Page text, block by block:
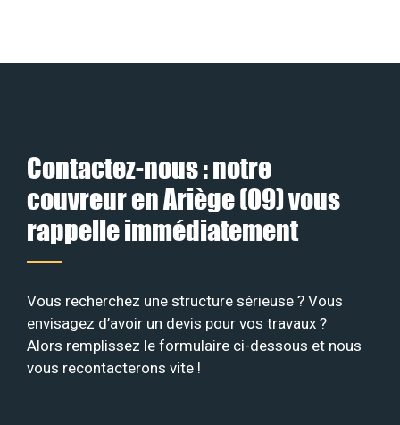
Contactez-nous : notre
couvreur en Ariège (09) vous
rappelle immédiatement
Vous recherchez une structure sérieuse ? Vous
envisagez d’avoir un devis pour vos travaux ?
Alors remplissez le formulaire ci-dessous et nous
vous recontacterons vite !